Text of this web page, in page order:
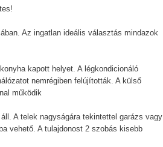
Az ingatlan ideális választás mindazok
kapott helyet. A légkondicionáló
nemrégiben felújították. A külső
működik
A telek nagyságára tekintettel garázs vagy
vehető. A tulajdonost 2 szobás kisebb